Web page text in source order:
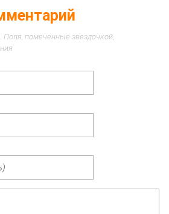
помеченные звездочкой,